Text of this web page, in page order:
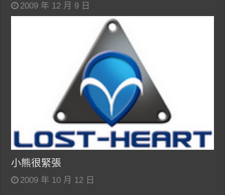
2009 年 12 月 9 日
小熊很緊張
2009 年 10 月 12 日